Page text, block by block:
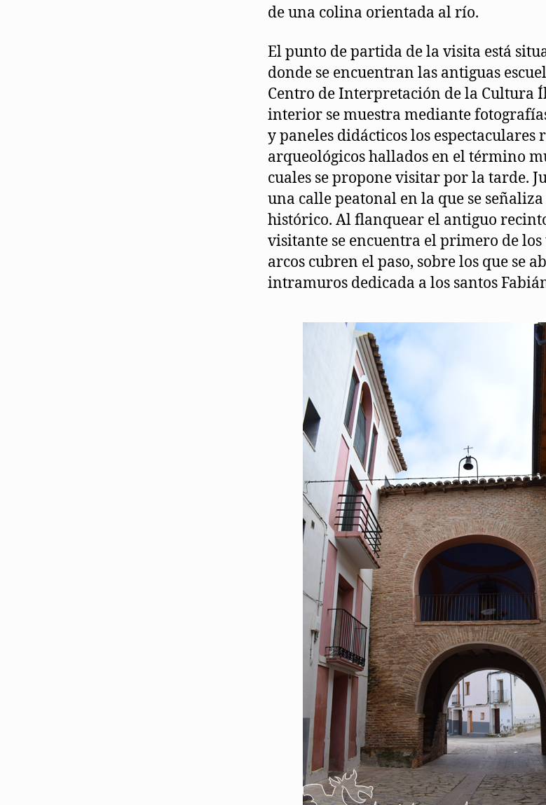
de una colina orientada al río.
El punto de partida de la visita está
donde se encuentran las antiguas
Centro de Interpretación de la Cultura
interior se muestra mediante
y paneles didácticos los espectaculares
arqueológicos hallados en el término
cuales se propone visitar por la tarde.
una calle peatonal en la que se señaliza
histórico. Al flanquear el antiguo
visitante se encuentra el primero de los
arcos cubren el paso, sobre los que se
intramuros dedicada a los santos